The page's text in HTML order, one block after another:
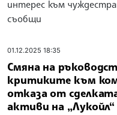
интерес към
съобщи
01.12.2025 18:35
Смяна на
критиките към
отказа от
активи на „Лукойл“